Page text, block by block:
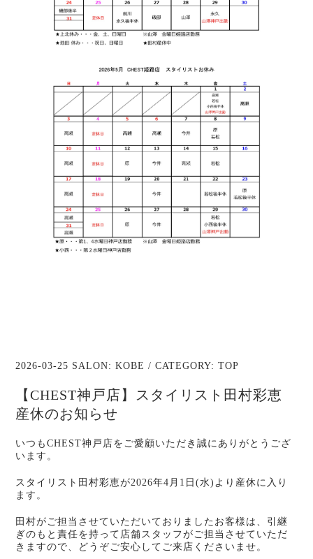
2026-03-25 SALON:KOBE / CATEGORY:TOP
【CHEST神戸店】スタイリスト田村彩恵
産休のお知らせ
いつもCHEST神戸店をご愛顧いただき誠にありがとうござ
います。
スタイリスト田村彩恵が2026年4月1日(水)より産休に入り
ます。
田村がご担当させていただいておりましたお客様は、引継
ぎのもと責任を持って店舗スタッフがご担当させていただ
きますので、どうぞご安心してご来店くださいませ。